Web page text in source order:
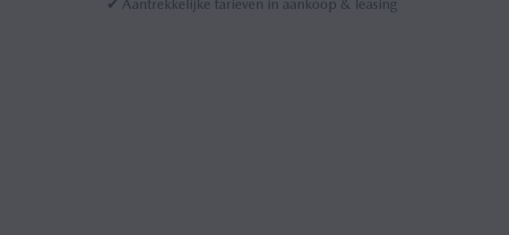
✔ Aantrekkelijke tarieven in aankoop & leasing